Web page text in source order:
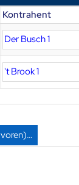
Kontrahent
Der Busch 1
't Brook 1